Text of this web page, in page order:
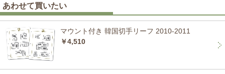
あわせて買いたい
マウント付き 韓国切手リーフ 2010-2011
￥4,510